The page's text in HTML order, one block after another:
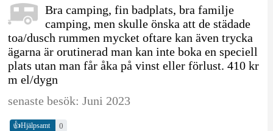
Bra camping, fin badplats, bra familje
camping, men skulle önska att de städade
toa/dusch rummen mycket oftare kan även trycka
ägarna är orutinerad man kan inte boka en speciell
plats utan man får åka på vinst eller förlust. 410 kr
m el/dygn
senaste besök: Juni 2023
👍Hjälpsamt 0